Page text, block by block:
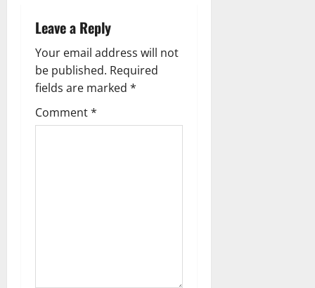
i
g
a
t
Leave a Reply
Your email address will not
be published. Required
fields are marked *
Comment*